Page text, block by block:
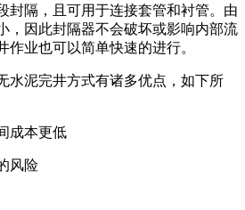
封隔，且可用于连接套管和衬管。由
，因此封隔器不会破坏或影响内部流
作业也可以简单快速的进行。
水泥完井方式有诸多优点，如下所
成本更低
风险